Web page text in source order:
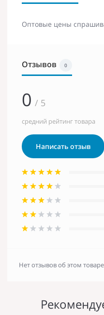
Оптовые цены
Отзывов 0
0 / 5
средний рейтинг товара
Написать отзыв
Нет отзывов об этом